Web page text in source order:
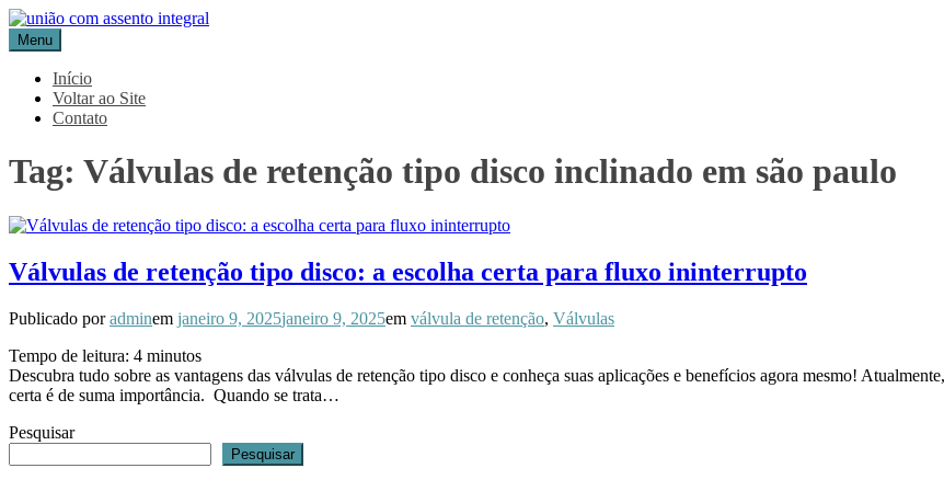
Pular
para
o
conteúdo
Blog Aceflan
Líder em Acessórios Industriais
Menu
Início
Voltar ao Site
Contato
Tag: Válvulas de retenção tipo disco inclinado em são paulo
Válvulas de retenção tipo disco: a escolha certa para fluxo ininterrupto
Publicado poradminem janeiro 9, 2025janeiro 9, 2025em válvula de retenção, Válvulas
Tempo de leitura: 4 minutos
Descubra tudo sobre as vantagens das válvulas de retenção tipo disco e conheça suas aplicações e benefícios agora mesmo!
certa é de suma importância. Quando se trata…
Pesquisar
Pesquisar